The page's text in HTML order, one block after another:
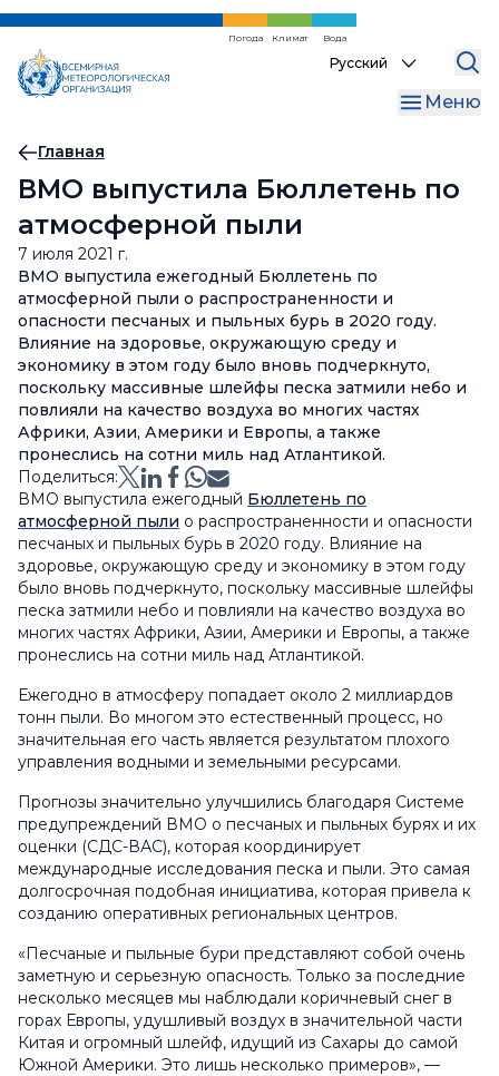
Перейти
основному
содержанию
Погода Климат Вода
Select
language
Меню
Хлебная
крошка
Главная
ВМО выпустила Бюллетень по
атмосферной пыли
7 июля 2021 г.
ВМО выпустила ежегодный Бюллетень по
атмосферной пыли о распространенности и
опасности песчаных и пыльных бурь в 2020 году.
Влияние на здоровье, окружающую среду и
экономику в этом году было вновь подчеркнуто,
поскольку массивные шлейфы песка затмили небо и
повлияли на качество воздуха во многих частях
Африки, Азии, Америки и Европы, а также
пронеслись на сотни миль над Атлантикой.
Поделиться:
ВМО выпустила ежегодный Бюллетень по
атмосферной пыли о распространенности и опасности
песчаных и пыльных бурь в 2020 году. Влияние на
здоровье, окружающую среду и экономику в этом году
было вновь подчеркнуто, поскольку массивные шлейфы
песка затмили небо и повлияли на качество воздуха во
многих частях Африки, Азии, Америки и Европы, а также
пронеслись на сотни миль над Атлантикой.
Ежегодно в атмосферу попадает около 2 миллиардов
тонн пыли. Во многом это естественный процесс, но
значительная его часть является результатом плохого
управления водными и земельными ресурсами.
Прогнозы значительно улучшились благодаря Системе
предупреждений ВМО о песчаных и пыльных бурях и их
оценки (СДС-ВАС), которая координирует
международные исследования песка и пыли. Это самая
долгосрочная подобная инициатива, которая привела к
созданию оперативных региональных центров.
«Песчаные и пыльные бури представляют собой очень
заметную и серьезную опасность. Только за последние
несколько месяцев мы наблюдали коричневый снег в
горах Европы, удушливый воздух в значительной части
Китая и огромный шлейф, идущий из Сахары до самой
Южной Америки. Это лишь несколько примеров», —